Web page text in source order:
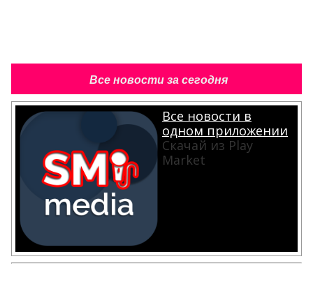
Все новости за сегодня
Все новости в
одном приложении
Скачай из Play
Market